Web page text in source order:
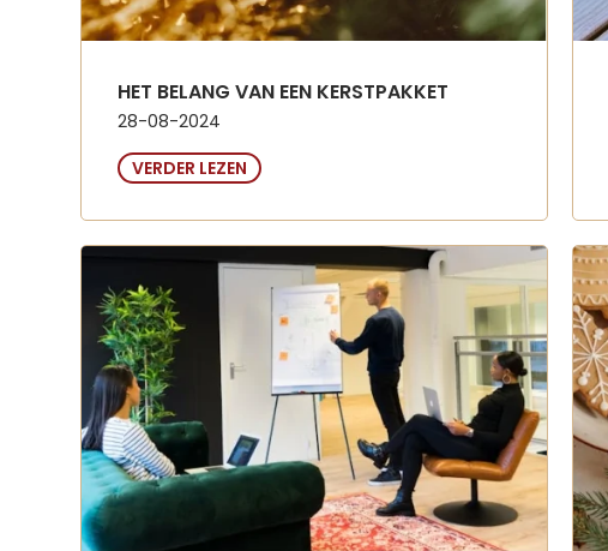
HET BELANG VAN EEN KERSTPAKKET
28-08-2024
VERDER LEZEN